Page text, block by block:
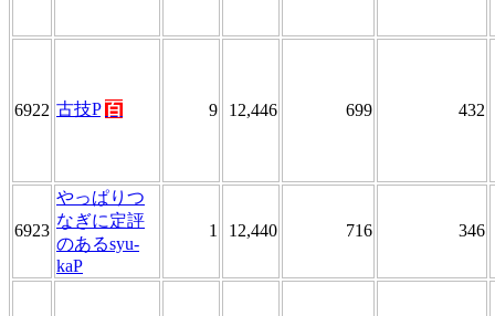
6922 古技P 百 9 12,446 699 432
6923
やっぱりつ
なぎに定評
のあるsyu-
kaP
1 12,440 716 346